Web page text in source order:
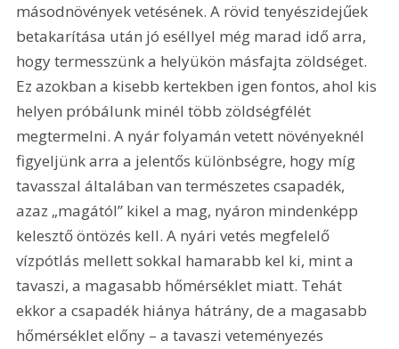
másodnövények vetésének. A rövid tenyészidejűek
betakarítása után jó eséllyel még marad idő arra,
hogy termesszünk a helyükön másfajta zöldséget.
Ez azokban a kisebb kertekben igen fontos, ahol kis
helyen próbálunk minél több zöldségfélét
megtermelni. A nyár folyamán vetett növényeknél
figyeljünk arra a jelentős különbségre, hogy míg
tavasszal általában van természetes csapadék,
azaz „magától” kikel a mag, nyáron mindenképp
kelesztő öntözés kell. A nyári vetés megfelelő
vízpótlás mellett sokkal hamarabb kel ki, mint a
tavaszi, a magasabb hőmérséklet miatt. Tehát
ekkor a csapadék hiánya hátrány, de a magasabb
hőmérséklet előny – a tavaszi veteményezés